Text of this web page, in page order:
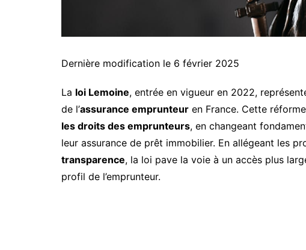
Dernière modification le 6 février 2025
La loi Lemoine, entrée en vigueur en 2022,
de l’assurance emprunteur en France. Cette
les droits des emprunteurs, en changeant
leur assurance de prêt immobilier. En allégeant les
transparence, la loi pave la voie à un accès plus
profil de l’emprunteur.